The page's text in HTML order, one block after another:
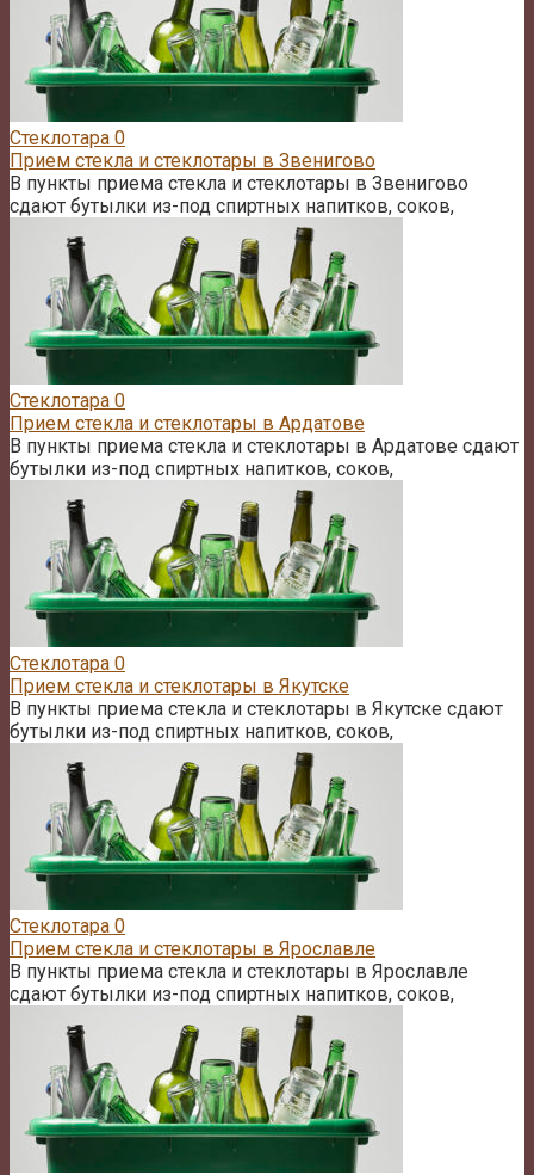
Стеклотара 0
Прием стекла и стеклотары в Звенигово
В пункты приема стекла и стеклотары в Звенигово
сдают бутылки из-под спиртных напитков, соков,
Стеклотара 0
Прием стекла и стеклотары в Ардатове
В пункты приема стекла и стеклотары в Ардатове сдают
бутылки из-под спиртных напитков, соков,
Стеклотара 0
Прием стекла и стеклотары в Якутске
В пункты приема стекла и стеклотары в Якутске сдают
бутылки из-под спиртных напитков, соков,
Стеклотара 0
Прием стекла и стеклотары в Ярославле
В пункты приема стекла и стеклотары в Ярославле
сдают бутылки из-под спиртных напитков, соков,